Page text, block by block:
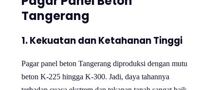
Tangerang
1. Kekuatan dan Ketahanan Tinggi
Pagar panel beton Tangerang diproduksi dengan mutu
beton K-225 hingga K-300. Jadi, daya tahannya